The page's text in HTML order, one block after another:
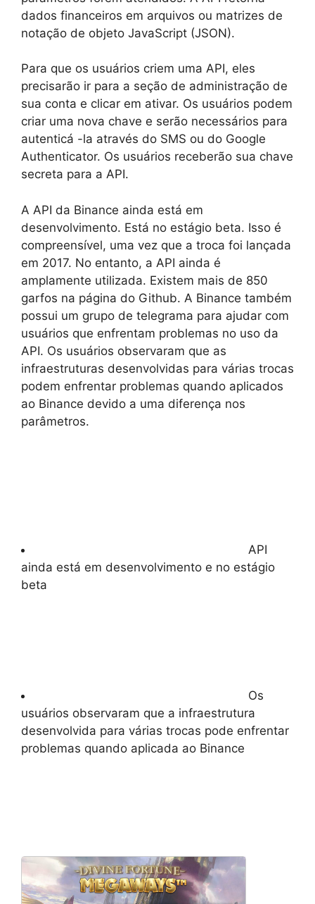
dados financeiros em arquivos ou matrizes de
notação de objeto JavaScript (JSON).
Para que os usuários criem uma API, eles
precisarão ir para a seção de administração de
sua conta e clicar em ativar. Os usuários podem
criar uma nova chave e serão necessários para
autenticá -la através do SMS ou do Google
Authenticator. Os usuários receberão sua chave
secreta para a API.
A API da Binance ainda está em
desenvolvimento. Está no estágio beta. Isso é
compreensível, uma vez que a troca foi lançada
em 2017. No entanto, a API ainda é
amplamente utilizada. Existem mais de 850
garfos na página do Github. A Binance também
possui um grupo de telegrama para ajudar com
usuários que enfrentam problemas no uso da
API. Os usuários observaram que as
infraestruturas desenvolvidas para várias trocas
podem enfrentar problemas quando aplicados
ao Binance devido a uma diferença nos
parâmetros.
API
ainda está em desenvolvimento e no estágio
beta
Os
usuários observaram que a infraestrutura
desenvolvida para várias trocas pode enfrentar
problemas quando aplicada ao Binance